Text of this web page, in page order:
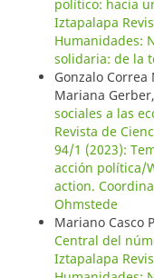
político: hacia
Iztapalapa
Humanidades:
solidaria: de la
Gonzalo Correa
Mariana
sociales a las
Revista de
94/1 (2023):
acción política/
action.
Ohmstede
Mariano Casco
Central del
Iztapalapa